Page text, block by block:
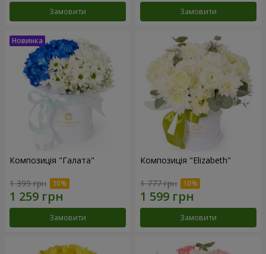
Замовити Замовити
Композиція "Галата"
1 399 грн
Замовити
Композиція "Elizabeth"
1 777 грн
Замовити